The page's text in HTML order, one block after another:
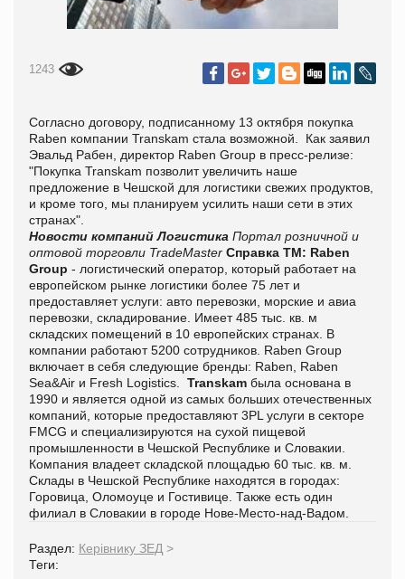
1243
Согласно договору, подписанному 13 октября покупка
Raben компании Transkam стала возможной. Как заявил
Эвальд Рабен, директор Raben Group в пресс-релизе:
"Покупка Transkam позволит увеличить наше
предложение в Чешской для логистики свежих продуктов,
и кроме того, мы планируем усилить наши сети в этих
странах".
Новости компаний Логистика Портал розничной и
оптовой торговли TradeMaster Справка ТМ: Raben
Group - логистический оператор, который работает на
европейском рынке логистики более 75 лет и
предоставляет услуги: авто перевозки, морские и авиа
перевозки, складирование. Имеет 485 тыс. кв. м
складских помещений в 10 европейских странах. В
компании работают 5200 сотрудников. Raben Group
включает в себя следующие бренды: Raben, Raben
Sea&Air и Fresh Logistics. Transkam была основана в
1990 и является одной из самых больших отечественных
компаний, которые предоставляют 3PL услуги в секторе
FMCG и специализируются на сухой пищевой
промышленности в Чешской Республике и Словакии.
Компания владеет складской площадью 60 тыс. кв. м.
Склады в Чешской Республике находятся в городах:
Горовица, Оломоуце и Гостивице. Также есть один
филиал в Словакии в городе Нове-Место-над-Вадом.
Раздел: Керівнику ЗЕД >
Теги: